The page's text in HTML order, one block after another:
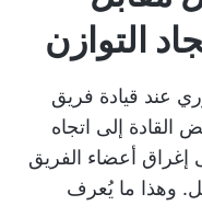
التوازن
عند قيادة فريق
القادة إلى اتجاه
إغراق أعضاء الفريق
وهذا ما يُعرف